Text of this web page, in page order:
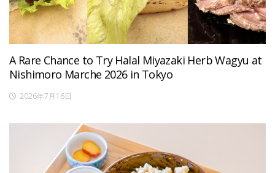
A Rare Chance to Try Halal Miyazaki Herb Wagyu at
Nishimoro Marche 2026 in Tokyo
2026年7月16日